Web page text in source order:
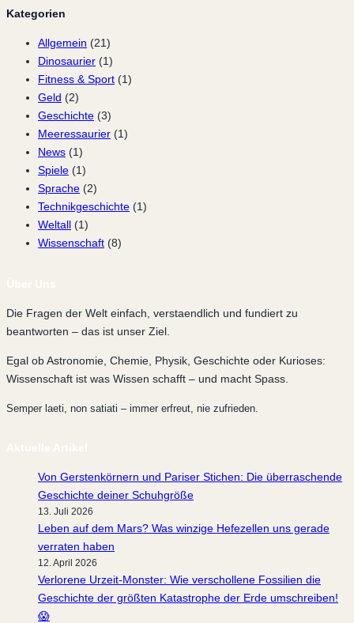
Kategorien
Allgemein (21)
Dinosaurier (1)
Fitness & Sport (1)
Geld (2)
Geschichte (3)
Meeressaurier (1)
News (1)
Spiele (1)
Sprache (2)
Technikgeschichte (1)
Weltall (1)
Wissenschaft (8)
Die Fragen der Welt einfach, verstaendlich und fundiert zu
beantworten – das ist unser Ziel.
Egal ob Astronomie, Chemie, Physik, Geschichte oder Kurioses:
Wissenschaft ist was Wissen schafft – und macht Spass.
Semper laeti, non satiati – immer erfreut, nie zufrieden.
Von Gerstenkörnern und Pariser Stichen: Die überraschende
Geschichte deiner Schuhgröße
13. Juli 2026
Leben auf dem Mars? Was winzige Hefezellen uns gerade
verraten haben
12. April 2026
Verlorene Urzeit-Monster: Wie verschollene Fossilien die
Geschichte der größten Katastrophe der Erde umschreiben!
😱